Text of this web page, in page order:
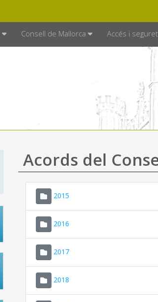
Consell de Mallorca Accés i
Acords del
2015
2016
2017
2018